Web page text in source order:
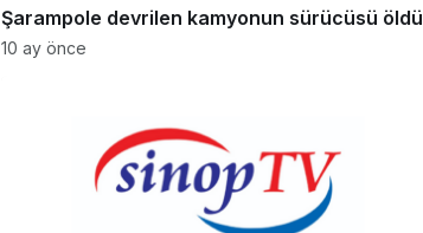
Şarampole devrilen kamyonun sürücüsü öldü
10 ay önce